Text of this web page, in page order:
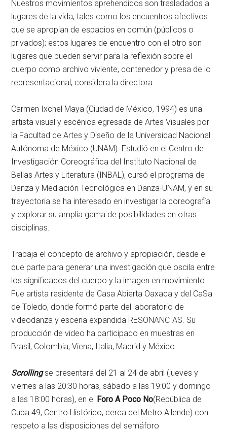
Nuestros movimientos aprehendidos son trasladados a
lugares de la vida, tales como los encuentros afectivos
que se apropian de espacios en común (públicos o
privados); estos lugares de encuentro con el otro son
lugares que pueden servir para la reflexión sobre el
cuerpo como archivo viviente, contenedor y presa de lo
representacional, considera la directora.
Carmen Ixchel Maya (Ciudad de México, 1994) es una
artista visual y escénica egresada de Artes Visuales por
la Facultad de Artes y Diseño de la Universidad Nacional
Autónoma de México (UNAM). Estudió en el Centro de
Investigación Coreográfica del Instituto Nacional de
Bellas Artes y Literatura (INBAL), cursó el programa de
Danza y Mediación Tecnológica en Danza-UNAM, y en su
trayectoria se ha interesado en investigar la coreografía
y explorar su amplia gama de posibilidades en otras
disciplinas.
Trabaja el concepto de archivo y apropiación, desde el
que parte para generar una investigación que oscila entre
los significados del cuerpo y la imagen en movimiento.
Fue artista residente de Casa Abierta Oaxaca y del CaSa
de Toledo, donde formó parte del laboratorio de
videodanza y escena expandida RESONANCIAS. Su
producción de video ha participado en muestras en
Brasil, Colombia, Viena, Italia, Madrid y México.
Scrollingse presentará del 21 al 24 de abril (jueves y
viernes a las 20:30 horas, sábado a las 19:00 y domingo
a las 18:00 horas), en el Foro A Poco No(República de
Cuba 49, Centro Histórico, cerca del Metro Allende) con
respeto a las disposiciones del semáforo